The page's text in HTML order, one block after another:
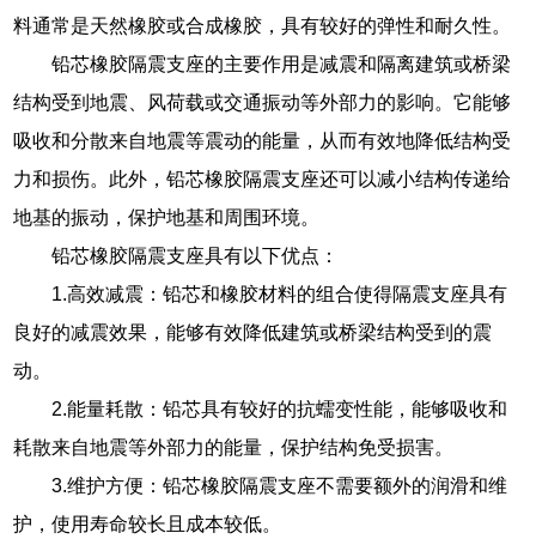
料通常是天然橡胶或合成橡胶，具有较好的弹性和耐久性。
铅芯橡胶隔震支座的主要作用是减震和隔离建筑或桥梁
结构受到地震、风荷载或交通振动等外部力的影响。它能够
吸收和分散来自地震等震动的能量，从而有效地降低结构受
力和损伤。此外，铅芯橡胶隔震支座还可以减小结构传递给
地基的振动，保护地基和周围环境。
铅芯橡胶隔震支座具有以下优点：
1.高效减震：铅芯和橡胶材料的组合使得隔震支座具有
良好的减震效果，能够有效降低建筑或桥梁结构受到的震
动。
2.能量耗散：铅芯具有较好的抗蠕变性能，能够吸收和
耗散来自地震等外部力的能量，保护结构免受损害。
3.维护方便：铅芯橡胶隔震支座不需要额外的润滑和维
护，使用寿命较长且成本较低。